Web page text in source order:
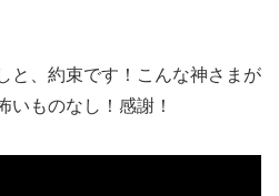
と、約束です！こんな神さまが
いものなし！感謝！